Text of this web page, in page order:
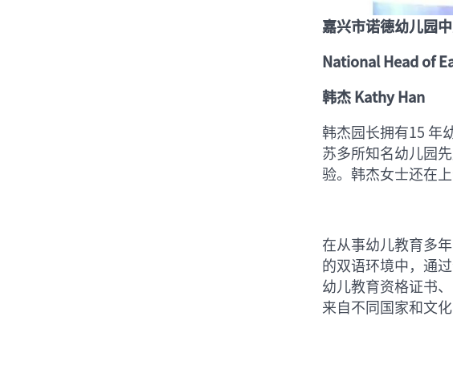
嘉兴市诺德幼儿园
National Head of
韩杰 Kathy Han
韩杰园长拥有15 年
苏多所知名幼儿园
验。韩杰女士还在
在从事幼儿教育多
的双语环境中，通
幼儿教育资格证书
来自不同国家和文